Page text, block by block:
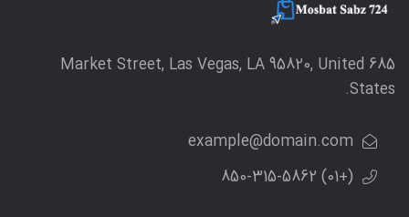
685 Market Street, Las Vegas, LA 95820, United
States.
example@domain.com
(+01) 850-315-5862